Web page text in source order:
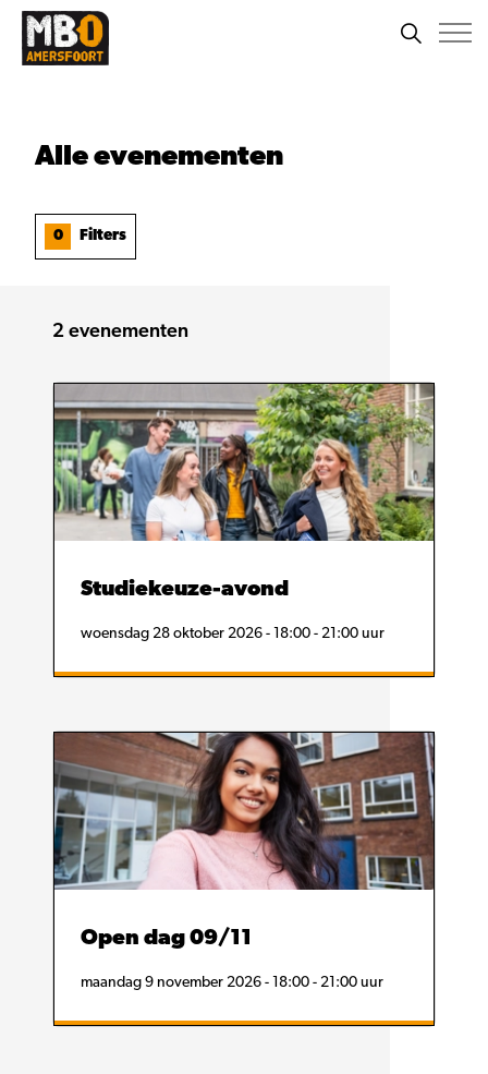
Alleevenementen
0 Filters
2 evenementen
Studiekeuze-avond
woensdag 28 oktober 2026 - 18:00 - 21:00 uur
Open dag 09/11
maandag 9 november 2026 - 18:00 - 21:00 uur